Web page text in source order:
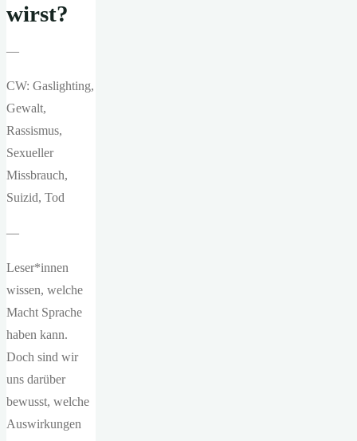
wirst?
—
CW: Gaslighting,
Gewalt,
Rassismus,
Sexueller
Missbrauch,
Suizid, Tod
—
Leser*innen
wissen, welche
Macht Sprache
haben kann.
Doch sind wir
uns darüber
bewusst, welche
Auswirkungen